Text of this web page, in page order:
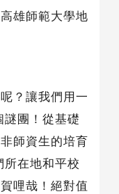
雄師範大學地
？讓我們用一
謎團！從基礎
師資生的培育
在地和平校
哩哉！絕對值